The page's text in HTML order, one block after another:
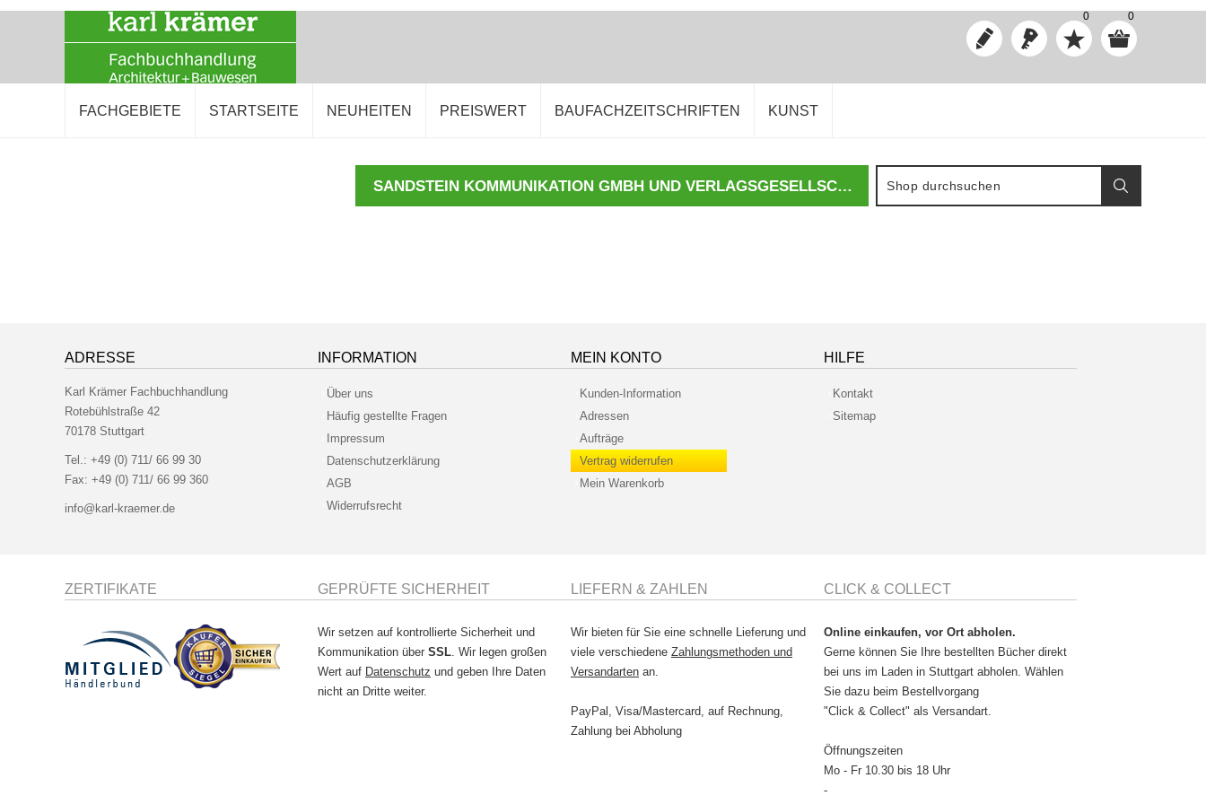
0 0
FACHGEBIETE STARTSEITE NEUHEITEN PREISWERT BAUFACHZEITSCHRIFTEN KUNST
SANDSTEIN KOMMUNIKATION GMBH UND VERLAGSGESELLSCHAFT MBH
ADRESSE
Karl Krämer Fachbuchhandlung
Rotebühlstraße 42
70178 Stuttgart
Tel.: +49 (0) 711/ 66 99 30
Fax: +49 (0) 711/ 66 99 360
info@karl-kraemer.de
INFORMATION
Über uns
Häufig gestellte Fragen
Impressum
Datenschutzerklärung
AGB
Widerrufsrecht
MEIN KONTO
Kunden-Information
Adressen
Aufträge
Vertrag widerrufen
Mein Warenkorb
HILFE
Kontakt
Sitemap
ZERTIFIKATE GEPRÜFTE SICHERHEIT
Wir setzen auf kontrollierte Sicherheit und
Kommunikation über SSL. Wir legen großen
Wert auf Datenschutz und geben Ihre Daten
nicht an Dritte weiter.
LIEFERN & ZAHLEN
Wir bieten für Sie eine schnelle Lieferung und
viele verschiedene Zahlungsmethoden und
Versandarten an.
PayPal, Visa/Mastercard, auf Rechnung,
Zahlung bei Abholung
CLICK & COLLECT
Online einkaufen, vor Ort abholen.
Gerne können Sie Ihre bestellten Bücher direkt
bei uns im Laden in Stuttgart abholen. Wählen
Sie dazu beim Bestellvorgang
"Click & Collect" als Versandart.
Öffnungszeiten
Mo - Fr 10.30 bis 18 Uhr
-